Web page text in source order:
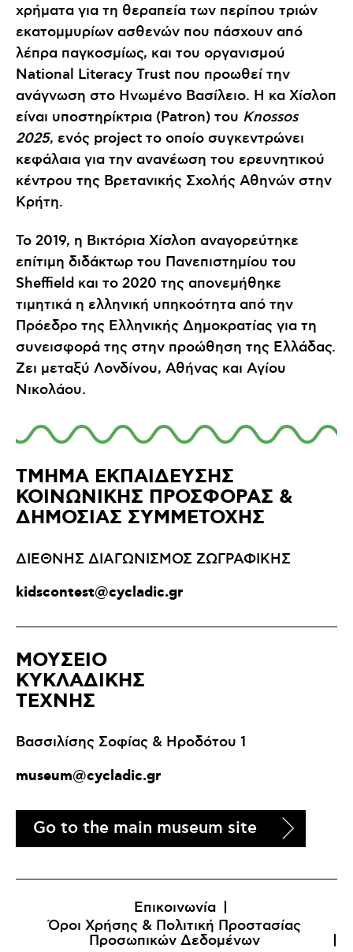
χρήματα για τη θεραπεία των περίπου τριών
εκατομμυρίων ασθενών που πάσχουν από
λέπρα παγκοσμίως, και του οργανισμού
National Literacy Trust που προωθεί την
ανάγνωση στο Ηνωμένο Βασίλειο. Η κα Χίσλοπ
είναι υποστηρίκτρια (Patron) του Knossos
2025, ενός project το οποίο συγκεντρώνει
κεφάλαια για την ανανέωση του ερευνητικού
κέντρου της Βρετανικής Σχολής Αθηνών στην
Κρήτη.
Το 2019, η Βικτόρια Χίσλοπ αναγορεύτηκε
επίτιμη διδάκτωρ του Πανεπιστημίου του
Sheffield και το 2020 της απονεμήθηκε
τιμητικά η ελληνική υπηκοότητα από την
Πρόεδρο της Ελληνικής Δημοκρατίας για τη
συνεισφορά της στην προώθηση της Ελλάδας.
Ζει μεταξύ Λονδίνου, Αθήνας και Αγίου
Νικολάου.
ΤΜΗΜΑ ΕΚΠΑΙΔΕΥΣΗΣ
ΚΟΙΝΩΝΙΚΗΣ ΠΡΟΣΦΟΡΑΣ &
ΔΗΜΟΣΙΑΣ ΣΥΜΜΕΤΟΧΗΣ
ΔΙΕΘΝΗΣ ΔΙΑΓΩΝΙΣΜΟΣ ΖΩΓΡΑΦΙΚΗΣ
kidscontest@cycladic.gr
ΜΟΥΣΕΙΟ
ΚΥΚΛΑΔΙΚΗΣ
ΤΕΧΝΗΣ
Βασσιλίσης Σοφίας & Ηροδότου 1
museum@cycladic.gr
Go to the main museum site
Επικοινωνία
Όροι Χρήσης & Πολιτική Προστασίας
Προσωπικών Δεδομένων